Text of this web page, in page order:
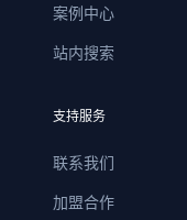
案例中心
站内搜索
支持服务
联系我们
加盟合作